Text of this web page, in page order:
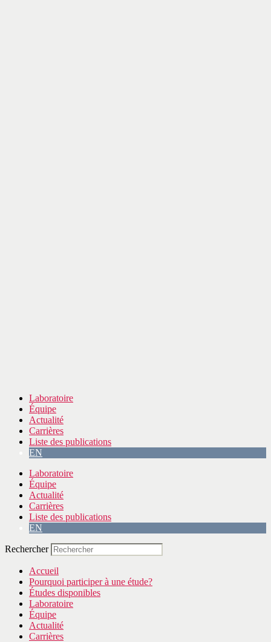
Laboratoire
Équipe
Actualité
Carrières
Liste des publications
EN
Laboratoire
Équipe
Actualité
Carrières
Liste des publications
EN
Rechercher
Accueil
Pourquoi participer à une étude?
Études disponibles
Laboratoire
Équipe
Actualité
Carrières